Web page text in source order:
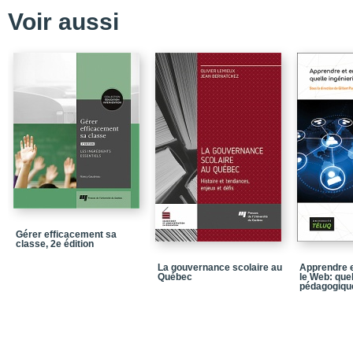
Voir aussi
Gérer efficacement sa
classe, 2e édition
La gouvernance scolaire au
Québec
Apprendre
le Web: